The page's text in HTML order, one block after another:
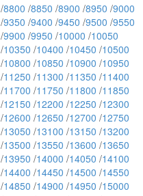
/8800 /8850 /8900 /8950 /9000
/9350 /9400 /9450 /9500 /9550
/9900 /9950 /10000 /10050
/10350 /10400 /10450 /10500
/10800 /10850 /10900 /10950
/11250 /11300 /11350 /11400
/11700 /11750 /11800 /11850
/12150 /12200 /12250 /12300
/12600 /12650 /12700 /12750
/13050 /13100 /13150 /13200
/13500 /13550 /13600 /13650
/13950 /14000 /14050 /14100
/14400 /14450 /14500 /14550
/14850 /14900 /14950 /15000